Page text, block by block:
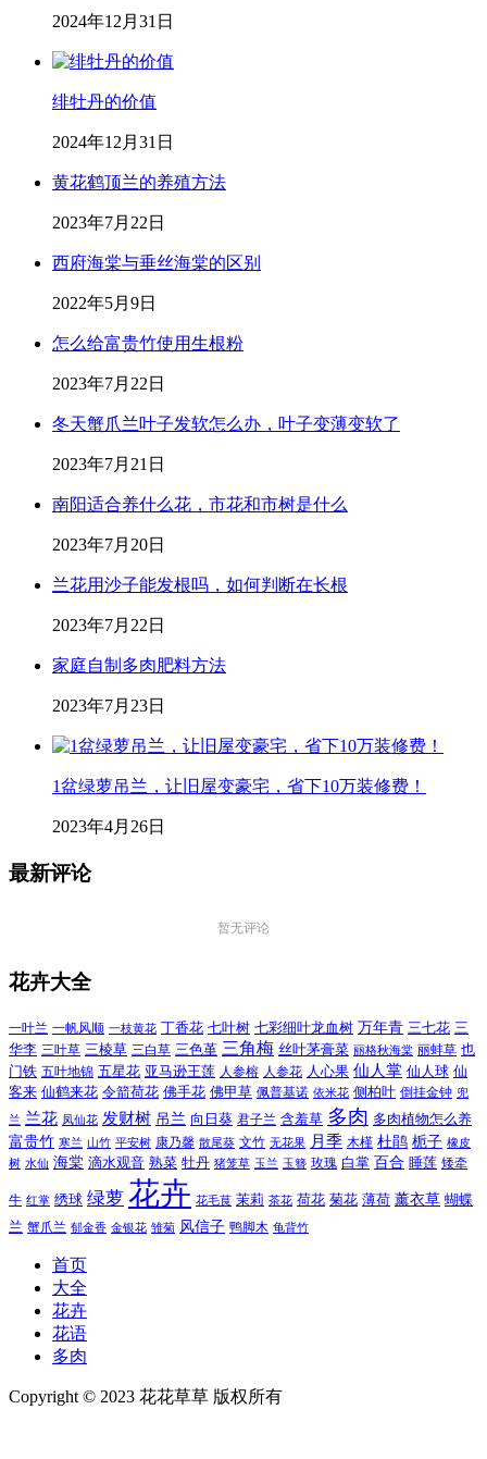
2024年12月31日
绯牡丹的价值
2024年12月31日
黄花鹤顶兰的养殖方法
2023年7月22日
西府海棠与垂丝海棠的区别
2022年5月9日
怎么给富贵竹使用生根粉
2023年7月22日
冬天蟹爪兰叶子发软怎么办，叶子变薄变软了
2023年7月21日
南阳适合养什么花，市花和市树是什么
2023年7月20日
兰花用沙子能发根吗，如何判断在长根
2023年7月22日
家庭自制多肉肥料方法
2023年7月23日
1盆绿萝吊兰，让旧屋变豪宅，省下10万装修费！
2023年4月26日
最新评论
暂无评论
花卉大全
一叶兰 一帆风顺 一枝黄花 丁香花 七叶树 七彩细叶龙血树 万年青 三七花 三
华李 三叶草 三棱草 三白草 三色堇 三角梅 丝叶茅膏菜 丽格秋海棠 丽蚌草 也
门铁 五叶地锦 五星花 亚马逊王莲 人参榕 人参花 人心果 仙人掌 仙人球 仙
客来 仙鹤来花 令箭荷花 佛手花 佛甲草 佩普基诺 依米花 侧柏叶 倒挂金钟 兜
兰 兰花 凤仙花 发财树 吊兰 向日葵 君子兰 含羞草 多肉 多肉植物怎么养
富贵竹 寒兰 山竹 平安树 康乃馨 散尾葵 文竹 无花果 月季 木槿 杜鹃 栀子 橡皮
树 水仙 海棠 滴水观音 熟菜 牡丹 猪笼草 玉兰 玉簪 玫瑰 白掌 百合 睡莲 矮牵
牛 红掌 绣球 绿萝 花卉 花毛茛 茉莉 茶花 荷花 菊花 薄荷 薰衣草 蝴蝶
兰 蟹爪兰 郁金香 金银花 雏菊 风信子 鸭脚木 龟背竹
首页
大全
花卉
花语
多肉
Copyright © 2023 花花草草 版权所有